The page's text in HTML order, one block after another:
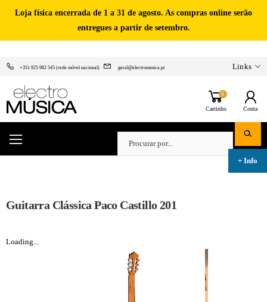
Loja física encerrada de 1 a 31 de agosto. As compras online serão
entregues a partir de setembro.
+351 925 982 545 (rede móvel nacional) geral@electromusica.pt Links
0
Carrinho Conta
Guitarra Clássica Paco Castillo 201
Loading...